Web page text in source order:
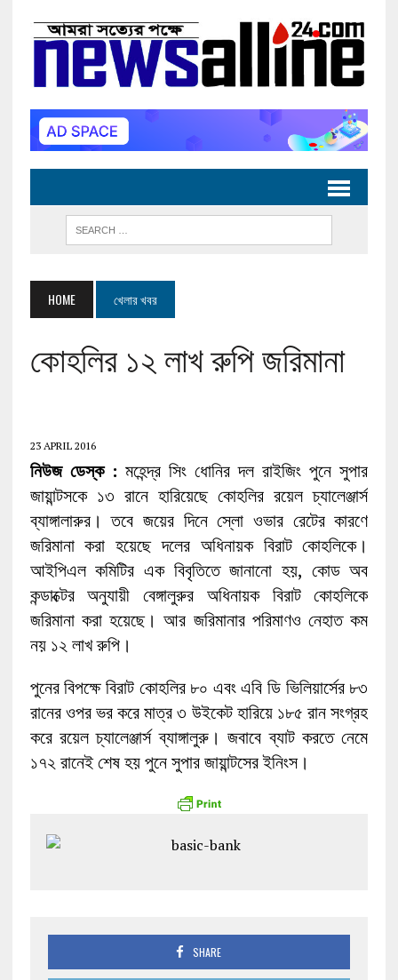
HOME খেলার খবর
কোহলির ১২ লাখ রুপি জরিমানা
23 APRIL 2016
নিউজ ডেস্ক : মহেন্দ্র সিং ধোনির দল রাইজিং পুনে সুপার
জায়ান্টসকে ১৩ রানে হারিয়েছে কোহলির রয়েল চ্যালেঞ্জার্স
ব্যাঙ্গালারুর। তবে জয়ের দিনে স্লো ওভার রেটের কারণে
জরিমানা করা হয়েছে দলের অধিনায়ক বিরাট কোহলিকে।
আইপিএল কমিটির এক বিবৃতিতে জানানো হয়, কোড অব
কন্ডাক্টের অনুযায়ী বেঙ্গালুরুর অধিনায়ক বিরাট কোহলিকে
জরিমানা করা হয়েছে। আর জরিমানার পরিমাণও নেহাত কম
নয় ১২ লাখ রুপি।
পুনের বিপক্ষে বিরাট কোহলির ৮০ এবং এবি ডি ভিলিয়ার্সের ৮৩
রানের ওপর ভর করে মাত্র ৩ উইকেট হারিয়ে ১৮৫ রান সংগ্রহ
করে রয়েল চ্যালেঞ্জার্স ব্যাঙ্গালুরু। জবাবে ব্যাট করতে নেমে
১৭২ রানেই শেষ হয় পুনে সুপার জায়ান্টসের ইনিংস।
SHARE